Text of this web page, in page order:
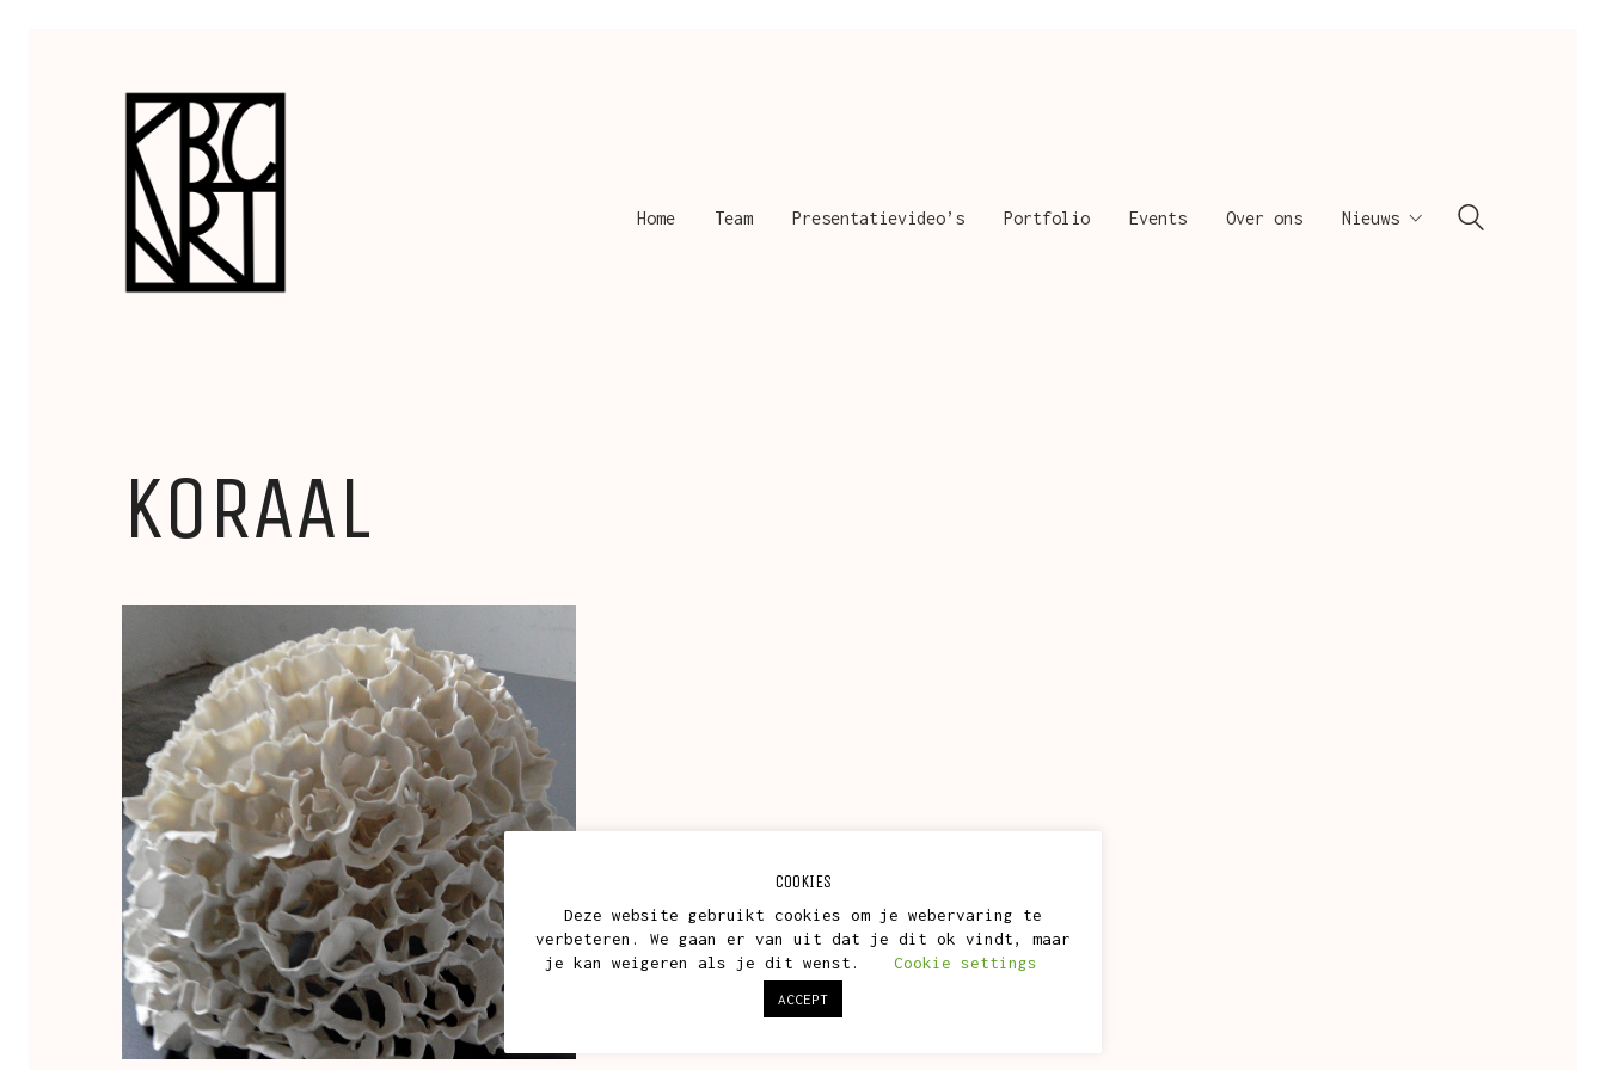
Home Team Presentatievideo’s Portfolio Events Over ons Nieuws
KORAAL
COOKIES
Deze website gebruikt cookies om je webervaring te
verbeteren. We gaan er van uit dat je dit ok vindt, maar
je kan weigeren als je dit wenst.
Cookie settings
ACCEPT